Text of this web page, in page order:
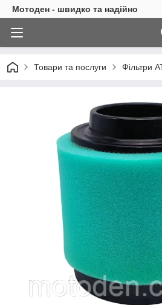
Мотоден - швидко та надійно
Товари та послуги Фільтри